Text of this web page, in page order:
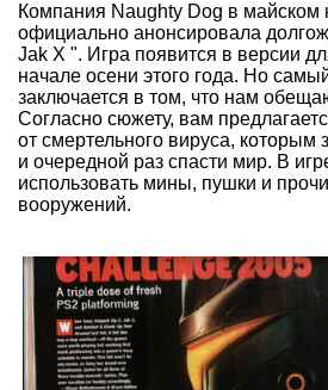
Компания Naughty Dog в майском
официально анонсировала
Jak X ". Игра появится в версии
начале осени этого года. Но
заключается в том, что нам
Согласно сюжету, вам
от смертельного вируса,
и очередной раз спасти мир. В
использовать мины, пушки и
вооружений.